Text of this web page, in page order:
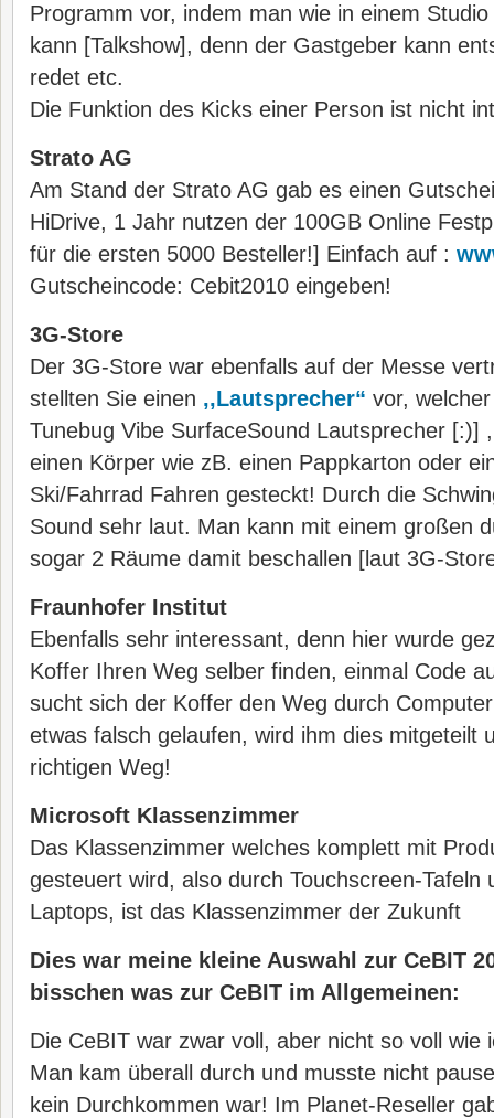
Programm vor, indem man wie in einem
kann [Talkshow], denn der Gastgeber kann
redet etc.
Die Funktion des Kicks einer Person ist nicht
Strato AG
Am Stand der Strato AG gab es einen
HiDrive, 1 Jahr nutzen der 100GB Online
für die ersten 5000 Besteller!] Einfach auf :
Gutscheincode: Cebit2010 eingeben!
3G-Store
Der 3G-Store war ebenfalls auf der Messe
stellten Sie einen ,,Lautsprecher“ vor,
Tunebug Vibe SurfaceSound Lautsprecher [:)]
einen Körper wie zB. einen Pappkarton oder
Ski/Fahrrad Fahren gesteckt! Durch die
Sound sehr laut. Man kann mit einem großen
sogar 2 Räume damit beschallen [laut 3G-
Fraunhofer Institut
Ebenfalls sehr interessant, denn hier wurde
Koffer Ihren Weg selber finden, einmal Code
sucht sich der Koffer den Weg durch
etwas falsch gelaufen, wird ihm dies mitgeteilt
richtigen Weg!
Microsoft Klassenzimmer
Das Klassenzimmer welches komplett mit
gesteuert wird, also durch Touchscreen-Tafeln
Laptops, ist das Klassenzimmer der Zukunft
Dies war meine kleine Auswahl zur CeBIT
bisschen was zur CeBIT im Allgemeinen:
Die CeBIT war zwar voll, aber nicht so voll wie
Man kam überall durch und musste nicht
kein Durchkommen war! Im Planet-Reseller